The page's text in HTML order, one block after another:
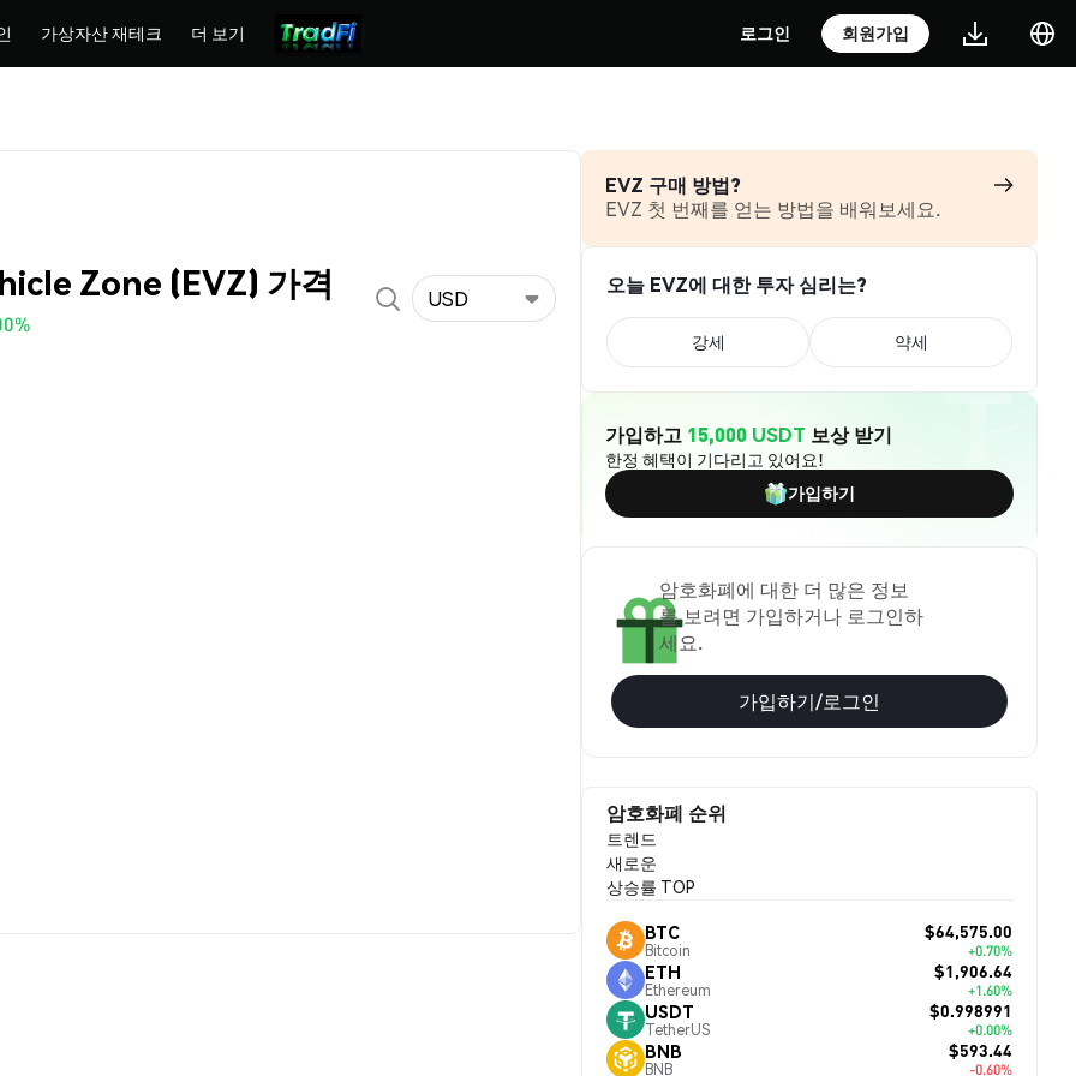
가상자산 재테크 더 보기 로그인 회원가입
Zone (EVZ) 가격 USD
EVZ 구매 방법?
EVZ 첫 번째를 얻는 방법을 배워보세요.
오늘 EVZ에 대한 투자 심리는?
강세 약세
가입하고 15,000 USDT 보상 받기
한정 혜택이 기다리고 있어요!
가입하기
암호화폐에 대한 더 많은 정보
를 보려면 가입하거나 로그인하
세요.
가입하기/로그인
암호화폐 순위
트렌드
새로운
상승률 TOP
BTC
Bitcoin
$64,575.00
+0.70%
ETH
Ethereum
$1,906.64
+1.60%
USDT
TetherUS
$0.998991
+0.00%
BNB
BNB
$593.44
-0.60%